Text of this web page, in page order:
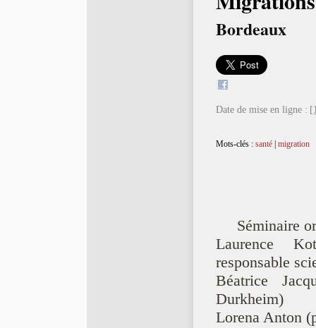
Bordeaux
Date de mise en ligne :
Mots-clés : santé| migration
Séminaire
Laurence
responsable
Béatrice
Durkheim)
Lorena Anton